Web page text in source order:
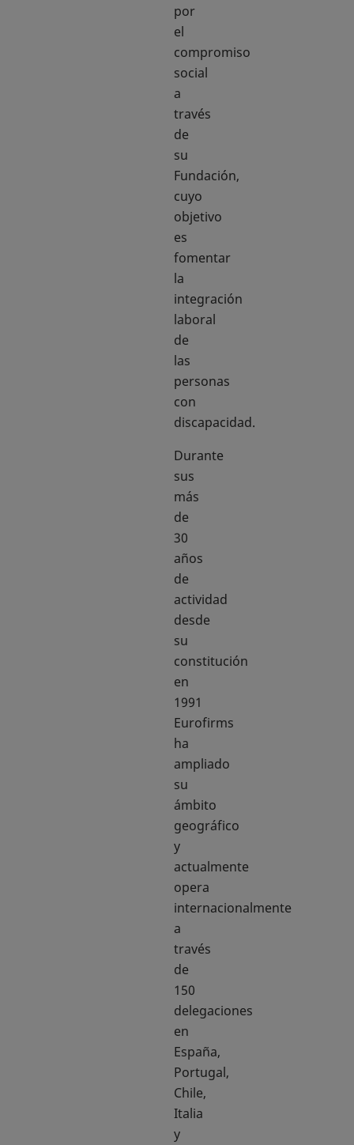
por
el
compromiso
social
a
través
de
su
Fundación,
cuyo
objetivo
es
fomentar
la
integración
laboral
de
las
personas
con
discapacidad.
Durante
sus
más
de
30
años
de
actividad
desde
su
constitución
en
1991
Eurofirms
ha
ampliado
su
ámbito
geográfico
y
actualmente
opera
internacionalmente
a
través
de
150
delegaciones
en
España,
Portugal,
Chile,
Italia
y